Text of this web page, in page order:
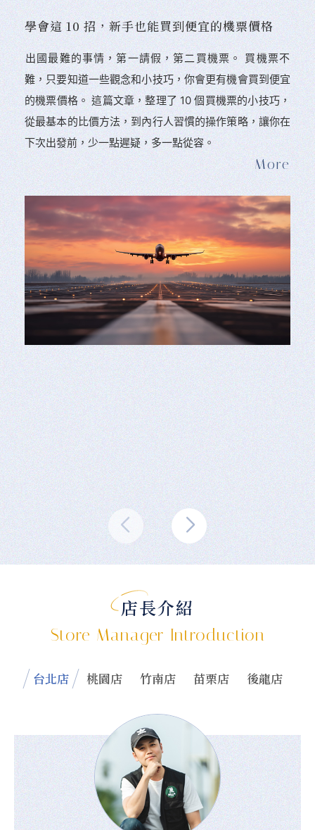
學會這 10 招，新手也能買到便宜的機票價格
󠀠出國最難的事情，第一請假，第二買機票。 󠀠買機票不
難，只要知道一些觀念和小技巧，你會更有機會買到便宜
的機票價格。 這篇文章，整理了 10 個買機票的小技巧，
從最基本的比價方法，到內行人習慣的操作策略，讓你在
下次出發前，少一點遲疑，多一點從容。
店長介紹
Store Manager Introduction
台北店 桃園店 竹南店 苗栗店 後龍店